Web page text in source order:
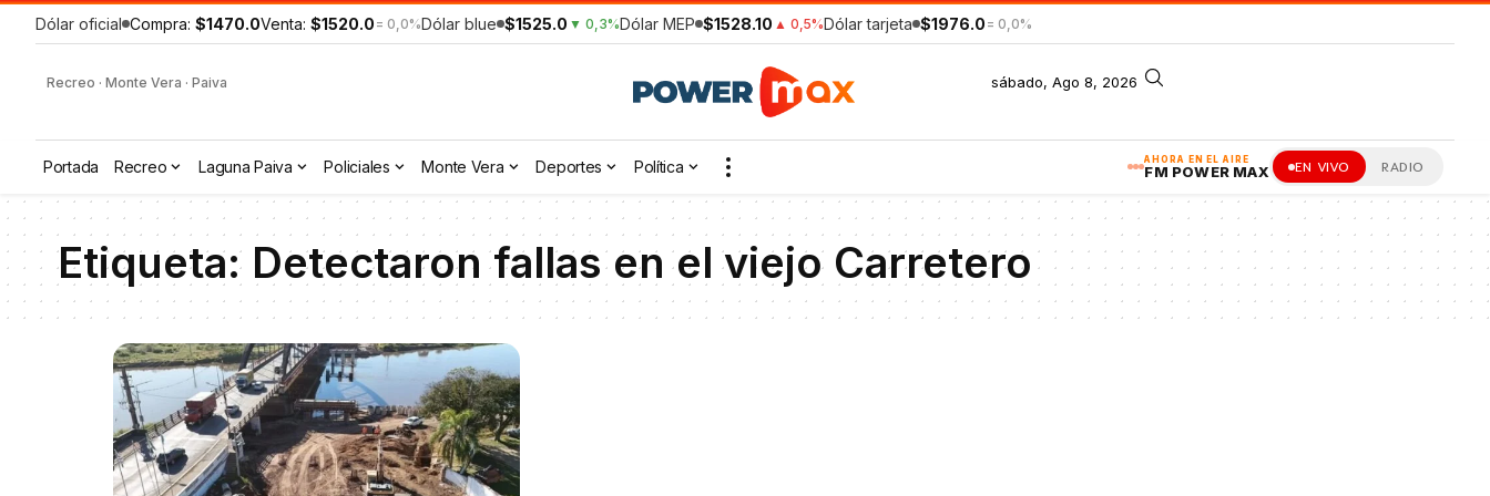
Dólar oficial Compra: $1470.0Venta: $1520.0 = 0,0%Dólar blue $1525.0 ▼ 0,3%Dólar MEP $1528.10 ▲ 0,5%Dólar tarjeta $1976.0 = 0,0%
Recreo · Monte Vera · Paiva sábado, Ago 8, 2026
AHORA EN EL AIRE
FM POWER MAX EN VIVO RADIO
Portada Recreo Laguna Paiva Policiales Monte Vera Deportes Política
Etiqueta: Detectaron fallas en el viejo Carretero